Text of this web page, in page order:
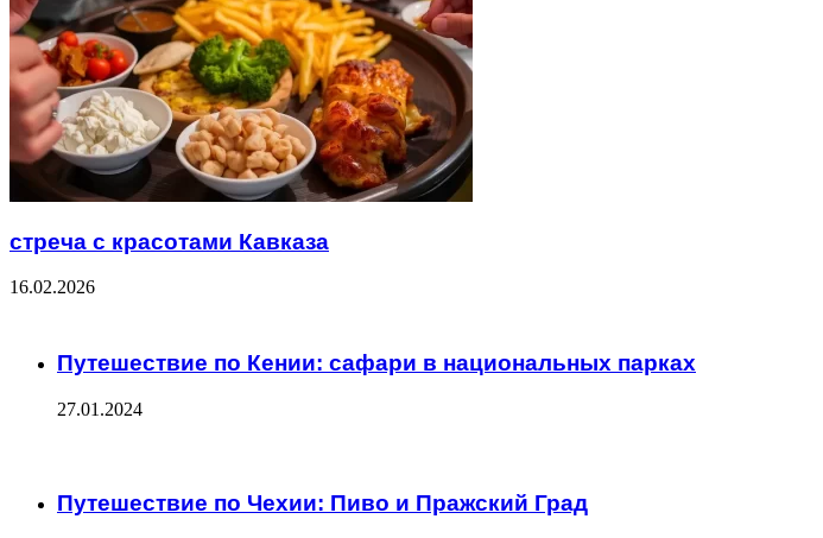
стреча с красотами Кавказа
16.02.2026
Путешествие по Кении: сафари в национальных парках
27.01.2024
Путешествие по Чехии: Пиво и Пражский Град